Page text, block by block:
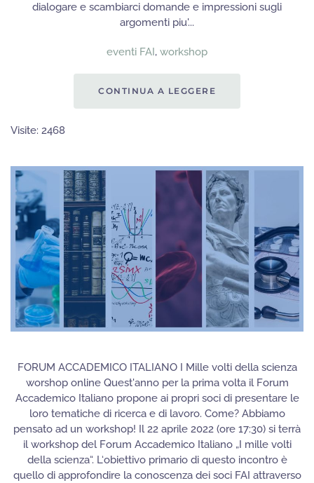
dialogare e scambiarci domande e impressioni sugli
argomenti piu'...
eventi FAI, workshop
CONTINUA A LEGGERE
Visite: 2468
FORUM ACCADEMICO ITALIANO I Mille volti della scienza
worshop online Quest'anno per la prima volta il Forum
Accademico Italiano propone ai propri soci di presentare le
loro tematiche di ricerca e di lavoro. Come? Abbiamo
pensato ad un workshop! Il 22 aprile 2022 (ore 17:30) si terrà
il workshop del Forum Accademico Italiano „I mille volti
della scienza“. L‘obiettivo primario di questo incontro è
quello di approfondire la conoscenza dei soci FAI attraverso